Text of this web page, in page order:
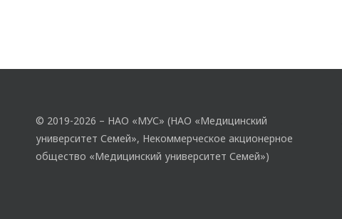
© 2019-2026 – НАО «МУС» (НАО «Медицинский
университет Семей», Некоммерческое акционерное
общество «Медицинский университет Семей»)